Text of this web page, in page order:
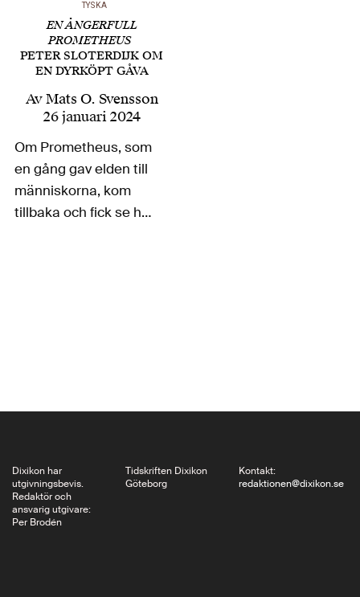
TYSKA
EN ÅNGERFULL
PROMETHEUS
PETER SLOTERDIJK OM
EN DYRKÖPT GÅVA
AvMats O. Svensson
26 januari 2024
Om Prometheus, som
en gång gav elden till
människorna, kom
tillbaka och fick se hur
Dixikon har
utgivningsbevis.
Redaktör och
ansvarig utgivare:
Per Brodén
Tidskriften Dixikon
Göteborg
Kontakt:
redaktionen@dixikon.se